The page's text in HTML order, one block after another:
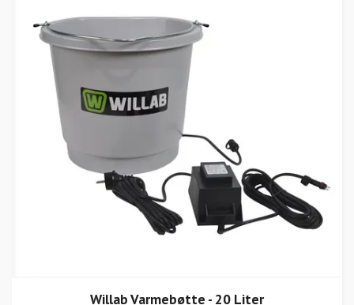
Willab Varmebøtte - 20 Liter